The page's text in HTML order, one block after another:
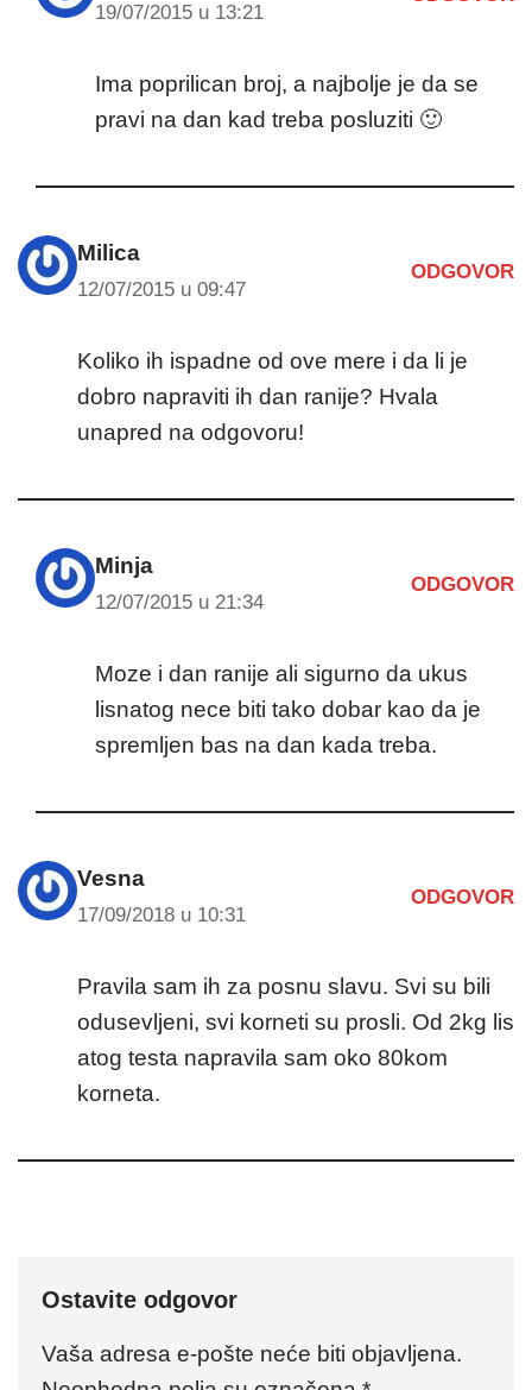
19/07/2015 u 13:21
Ima poprilican broj, a najbolje je da se
pravi na dan kad treba posluziti 🙂
Milica
12/07/2015 u 09:47
ODGOVOR
Koliko ih ispadne od ove mere i da li je
dobro napraviti ih dan ranije? Hvala
unapred na odgovoru!
Minja
12/07/2015 u 21:34
ODGOVOR
Moze i dan ranije ali sigurno da ukus
lisnatog nece biti tako dobar kao da je
spremljen bas na dan kada treba.
Vesna
17/09/2018 u 10:31
ODGOVOR
Pravila sam ih za posnu slavu. Svi su bili
odusevljeni, svi korneti su prosli. Od 2kg lis
atog testa napravila sam oko 80kom
korneta.
Ostavite odgovor
Vaša adresa e-pošte neće biti objavljena.